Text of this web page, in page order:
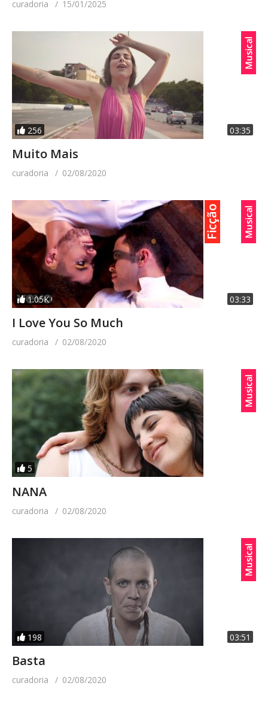
curadoria 15/01/2025
256 03:35
Muito Mais
curadoria 02/08/2020
1.05K 03:33
I Love You So Much
curadoria 02/08/2020
5
NANA
curadoria 02/08/2020
198 03:51
Basta
curadoria 02/08/2020